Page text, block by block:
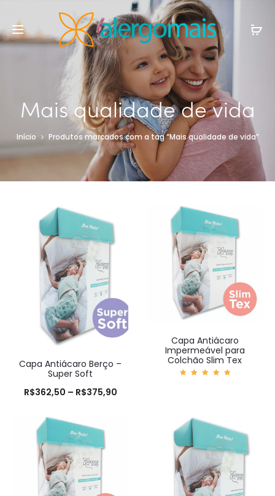
Mais qualidade de vida
Início Produtos marcados com a tag “Mais qualidade de vida”
Capa Antiácaro Berço –
Super Soft
R$362,50 – R$375,90
Capa Antiácaro
Impermeável para
Colchão Slim Tex